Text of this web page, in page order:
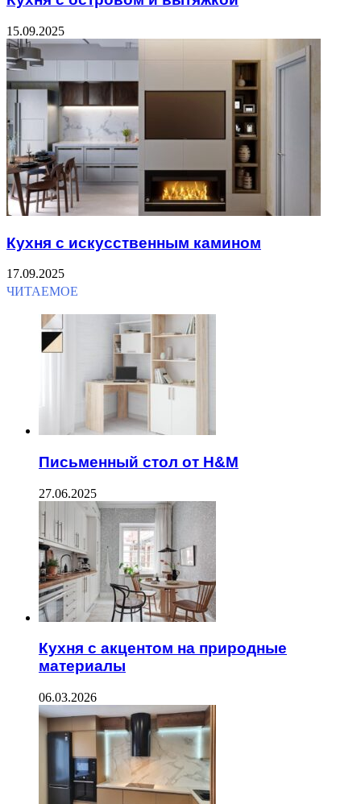
15.09.2025
Кухня с искусственным камином
17.09.2025
ЧИТАЕМОЕ
Письменный стол от H&M
27.06.2025
Кухня с акцентом на природные
материалы
06.03.2026